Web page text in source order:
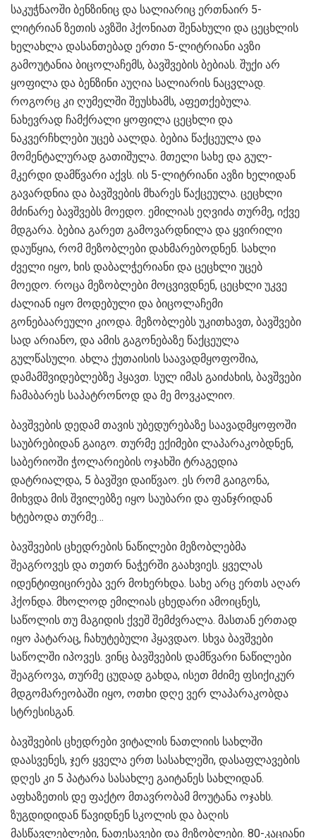
საკუჭნაოში ბენზინიც და სალიარიც ერთნაირ 5-
ლიტრიან ზეთის ავზში ჰქონიათ შენახული და ცეცხლის
ხელახლა დასანთებად ერთი 5-ლიტრიანი ავზი
გამოუტანია ბიცოლაჩემს, ბავშვების ბებიას. შუქი არ
ყოფილა და ბენზინი აუღია სალიარის ნაცვლად.
როგორც კი ღუმელში შეუსხამს, აფეთქებულა.
ნახევრად ჩამქრალი ყოფილა ცეცხლი და
ნაკვერჩხლები უცებ აალდა. ბებია წაქცეულა და
მომენტალურად გათიშულა. მთელი სახე და გულ-
მკერდი დამწვარი აქვს. ის 5-ლიტრიანი ავზი ხელიდან
გავარდნია და ბავშვების მხარეს წაქცეულა. ცეცხლი
მძინარე ბავშვებს მოედო. ემილიას ეღვიძა თურმე, იქვე
მდგარა. ბებია გარეთ გამოვარდნილა და ყვირილი
დაუწყია, რომ მეზობლები დახმარებოდნენ. სახლი
ძველი იყო, ხის დაბალჭერიანი და ცეცხლი უცებ
მოედო. როცა მეზობლები მოცვივდნენ, ცეცხლი უკვე
ძალიან იყო მოდებული და ბიცოლაჩემი
გონებაარეული კიოდა. მეზობლებს უკითხავთ, ბავშვები
სად არიანო, და ამის გაგონებაზე წაქცეულა
გულწასული. ახლა ქუთაისის საავადმყოფოშია,
დამამშვიდებლებზე ჰყავთ. სულ იმას გაიძახის, ბავშვები
ჩამაბარეს საპატრონოდ და მე მოვკალიო.
ბავშვების დედამ თავის უბედურებაზე საავადმყოფოში
საუბრებიდან გაიგო. თურმე ექიმები ლაპარაკობდნენ,
საბერიოში ჭოლარიების ოჯახში ტრაგედია
დატრიალდა, 5 ბავშვი დაიწვაო. ეს რომ გაიგონა,
მიხვდა მის შვილებზე იყო საუბარი და ფანჯრიდან
ხტებოდა თურმე…
ბავშვების ცხედრების ნაწილები მეზობლებმა
შეაგროვეს და თეთრ ნაჭერში გაახვიეს. ყველას
იდენტიფიცირება ვერ მოხერხდა. სახე არც ერთს აღარ
ჰქონდა. მხოლოდ ემილიას ცხედარი ამოიცნეს,
საწოლის თუ მაგიდის ქვეშ შემძვრალა. მასთან ერთად
იყო პატარაც, ჩახუტებული ჰყავდაო. სხვა ბავშვები
საწოლში იპოვეს. ვინც ბავშვების დამწვარი ნაწილები
შეაგროვა, თურმე ცუდად გახდა, ისეთ მძიმე ფსიქიკურ
მდგომარეობაში იყო, ოთხი დღე ვერ ლაპარაკობდა
სტრესისგან.
ბავშვების ცხედრები ვიტალის ნათლიის სახლში
დაასვენეს, ჯერ ყველა ერთ სასახლეში, დასაფლავების
დღეს კი 5 პატარა სასახლე გაიტანეს სახლიდან.
აფხაზეთის დე ფაქტო მთავრობამ მოუტანა ოჯახს.
ზუგდიდიდან წავიდნენ სკოლის და ბაღის
მასწავლებლები, ნათესავები და მეზობლები. 80-კაციანი